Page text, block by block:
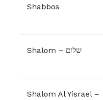
Shabbos
Shalom – שלום
Shalom Al Yisrael –